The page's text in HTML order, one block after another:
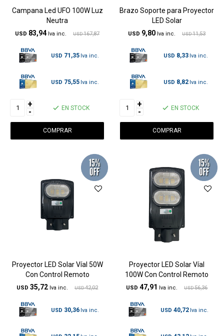
Campana Led UFO 100W Luz
Neutra
USD 83,94 USD 167,87
USD 71,35
USD 75,55
+
- EN STOCK
Brazo Soporte para Proyector
LED Solar
USD 9,80 USD 11,53
USD 8,33
USD 8,82
+
- EN STOCK
Proyector LED Solar Víal 50W
Con Control Remoto
USD 35,72 USD 42,02
USD 30,36
Proyector LED Solar Víal
100W Con Control Remoto
USD 47,91 USD 56,36
USD 40,72